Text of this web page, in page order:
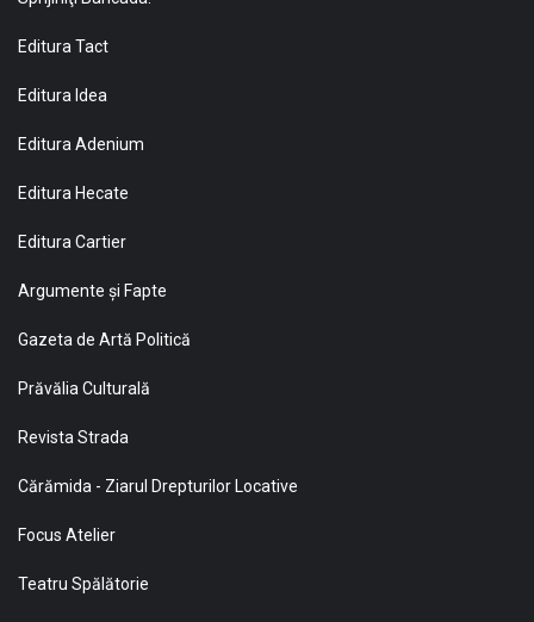
Editura Tact
Editura Idea
Editura Adenium
Editura Hecate
Editura Cartier
Argumente și Fapte
Gazeta de Artă Politică
Prăvălia Culturală
Revista Strada
Cărămida - Ziarul Drepturilor Locative
Focus Atelier
Teatru Spălătorie